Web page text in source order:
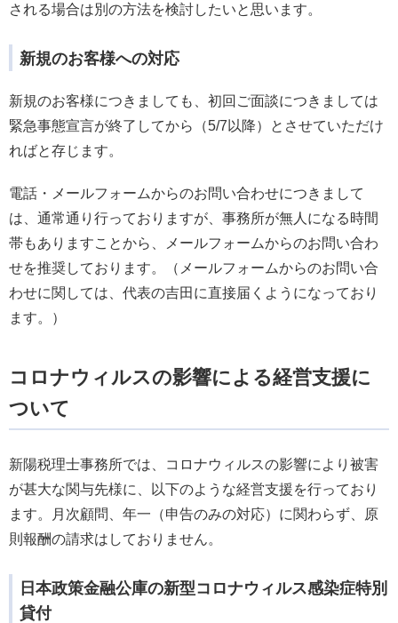
される場合は別の方法を検討したいと思います。
新規のお客様への対応
新規のお客様につきましても、初回ご面談につきましては
緊急事態宣言が終了してから（5/7以降）とさせていただけ
ればと存じます。
電話・メールフォームからのお問い合わせにつきまして
は、通常通り行っておりますが、事務所が無人になる時間
帯もありますことから、メールフォームからのお問い合わ
せを推奨しております。（メールフォームからのお問い合
わせに関しては、代表の吉田に直接届くようになっており
ます。）
コロナウィルスの影響による経営支援に
ついて
新陽税理士事務所では、コロナウィルスの影響により被害
が甚大な関与先様に、以下のような経営支援を行っており
ます。月次顧問、年一（申告のみの対応）に関わらず、原
則報酬の請求はしておりません。
日本政策金融公庫の新型コロナウィルス感染症特別
貸付